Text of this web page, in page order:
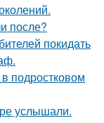
после?
покидать
подростковом
услышали.